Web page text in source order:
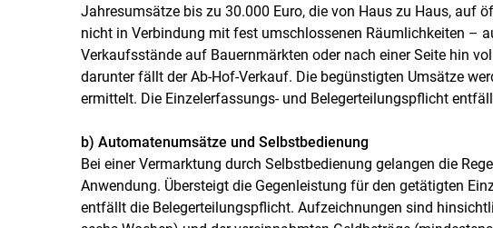
Jahresumsätze bis zu 30.000 Euro, die von Haus zu Haus, auf
nicht in Verbindung mit fest umschlossenen Räumlichkeiten –
Verkaufsstände auf Bauernmärkten oder nach einer Seite hin
darunter fällt der Ab-Hof-Verkauf. Die begünstigten Umsätze
ermittelt. Die Einzelerfassungs- und Belegerteilungspflicht
b) Automatenumsätze und Selbstbedienung
Bei einer Vermarktung durch Selbstbedienung gelangen die
Anwendung. Übersteigt die Gegenleistung für den getätigten
entfällt die Belegerteilungspflicht. Aufzeichnungen sind